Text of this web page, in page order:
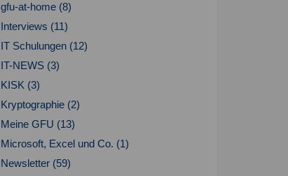
gfu-at-home (8)
Interviews (11)
IT Schulungen (12)
IT-NEWS (3)
KISK (3)
Kryptographie (2)
Meine GFU (13)
Microsoft, Excel und Co. (1)
Newsletter (59)